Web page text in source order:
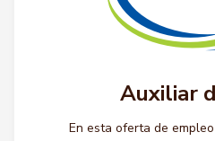
Auxiliar
En esta oferta de